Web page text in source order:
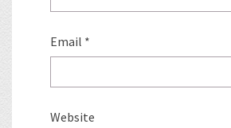
Email *
Website